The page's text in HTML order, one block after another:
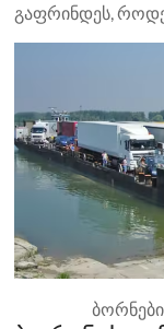
გაფრინდეს,